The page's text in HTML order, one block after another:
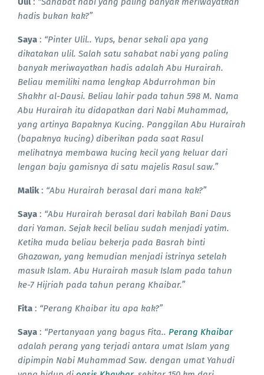
hadis bukan kak?”
Saya : “Pinter Ulil.. Yups, benar sekali apa yang
dikatakan ulil. Salah satu sahabat nabi yang paling
banyak meriwayatkan hadis adalah Abu Hurairah.
Beliau memiliki nama lengkap Abdurrohman bin
Shakhr al-Dausi. Beliau lahir pada tahun 598 M. Nama
Abu Hurairah itu didapatkan dari Nabi Muhammad,
yang artinya Bapaknya Kucing. Panggilan Abu Hurairah
(bapaknya kucing) diberikan pada saat Rasul
melihatnya membawa kucing kecil yang keluar dari
lengan baju gamisnya di satu majelis Rasul saw.”
Malik: “Abu Hurairah berasal dari mana kak?”
Saya : “Abu Hurairah berasal dari kabilah Bani Daus
dari Yaman. Sejak kecil beliau sudah menjadi yatim.
Ketika muda beliau bekerja pada Basrah binti
Ghazawan, yang kemudian menjadi istrinya setelah
masuk Islam. Abu Hurairah masuk Islam pada tahun
ke-7 Hijriah pada tahun perang Khaibar.”
Fita : “Perang Khaibar itu apa kak?”
Saya : “Pertanyaan yang bagus Fita.. Perang Khaibar
adalah perang yang terjadi antara umat Islam yang
dipimpin Nabi Muhammad Saw. dengan umat Yahudi